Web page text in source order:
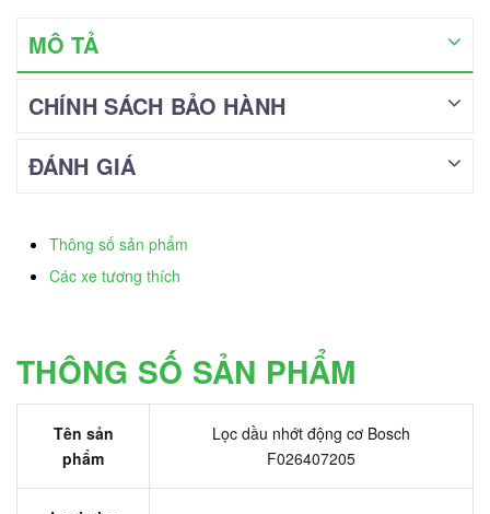
MÔ TẢ
CHÍNH SÁCH BẢO HÀNH
ĐÁNH GIÁ
Thông số sản phẩm
Các xe tương thích
THÔNG SỐ SẢN PHẨM
Tên sản
phẩm
Lọc dầu nhớt động cơ Bosch
F026407205